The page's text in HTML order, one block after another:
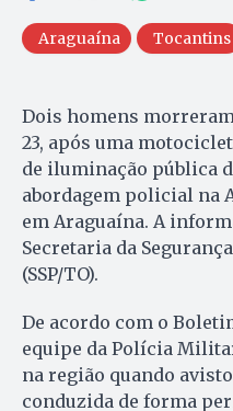
Araguaína Tocantins
Dois homens
23, após uma
de iluminação pública
abordagem policial na
em Araguaína. A
Secretaria da
(SSP/TO).
De acordo com o
equipe da Polícia
na região quando
conduzida de forma